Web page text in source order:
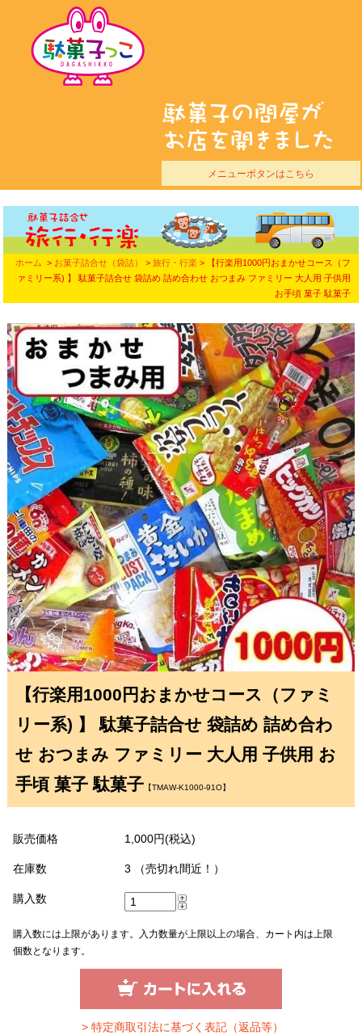
メニューボタンはこちら
ホーム > お菓子詰合せ（袋詰） > 旅行・行楽 > 【行楽用1000円おまかせコース（フ
ァミリー系) 】 駄菓子詰合せ 袋詰め 詰め合わせ おつまみ ファミリー 大人用 子供用
お手頃 菓子 駄菓子
【行楽用1000円おまかせコース（ファミ
リー系) 】 駄菓子詰合せ 袋詰め 詰め合わ
せ おつまみ ファミリー 大人用 子供用 お
手頃 菓子 駄菓子【TMAW-K1000-91O】
販売価格 1,000円(税込)
在庫数 3 （売切れ間近！）
購入数
購入数には上限があります。入力数量が上限以上の場合、カート内は上限
個数となります。
> 特定商取引法に基づく表記（返品等）